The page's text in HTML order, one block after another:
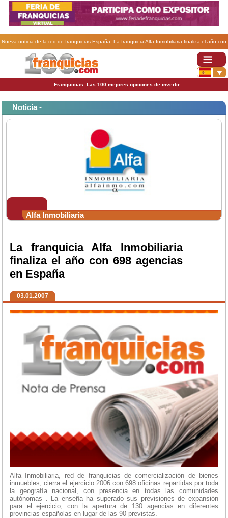
Nueva noticia de la red de franquicias España. La franquicia Alfa Inmobiliaria finaliza el año con
698 agencias en España.
Franquicias. Las 100 mejores opciones de invertir
Noticia -
Alfa Inmobiliaria
La franquicia Alfa Inmobiliaria
finaliza el año con 698 agencias
en España
03.01.2007
Alfa Inmobiliaria, red de franquicias de comercialización de bienes
inmuebles, cierra el ejercicio 2006 con 698 oficinas repartidas por toda
la geografía nacional, con presencia en todas las comunidades
autónomas . La enseña ha superado sus previsiones de expansión
para el ejercicio, con la apertura de 130 agencias en diferentes
provincias españolas en lugar de las 90 previstas.